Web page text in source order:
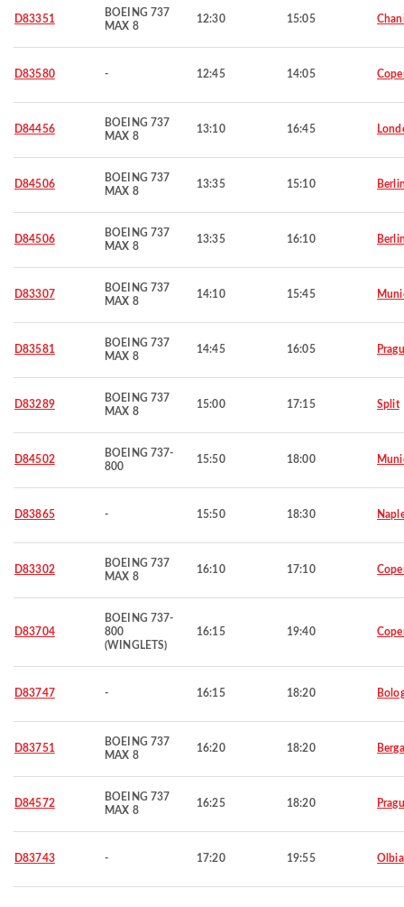
D83351
BOEING 737
MAX 8
12:30 15:05
D83580 - 12:45 14:05
D84456
BOEING 737
MAX 8
13:10 16:45
D84506
BOEING 737
MAX 8
13:35 15:10
D84506
BOEING 737
MAX 8
13:35 16:10
D83307
BOEING 737
MAX 8
14:10 15:45
D83581
BOEING 737
MAX 8
14:45 16:05
D83289
BOEING 737
MAX 8
15:00 17:15 Split
D84502
BOEING 737-
800
15:50 18:00
D83865 - 15:50 18:30
D83302
BOEING 737
MAX 8
16:10 17:10
D83704
BOEING 737-
800
(WINGLETS)
16:15 19:40
D83747 - 16:15 18:20
D83751
BOEING 737
MAX 8
16:20 18:20
D84572
BOEING 737
MAX 8
16:25 18:20
D83743 - 17:20 19:55 Olbia